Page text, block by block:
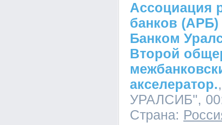
Ассоциация
банков (АРБ)
Банком
Второй
акселератор.
УРАЛСИБ",
Страна: